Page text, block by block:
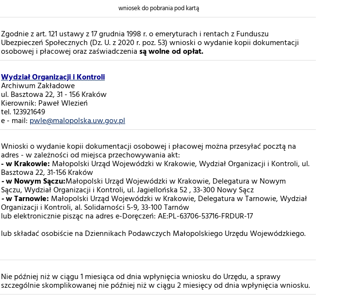
wniosek do pobrania pod kartą
Zgodnie z art. 121 ustawy z 17 grudnia 1998 r. o emeryturach i rentach z Funduszu
Ubezpieczeń Społecznych (Dz. U. z 2020 r. poz. 53) wnioski o wydanie kopii dokumentacji
osobowej i płacowej oraz zaświadczeniasą wolne od opłat.
Wydział Organizacji i Kontroli
Archiwum Zakładowe
ul. Basztowa 22, 31 - 156 Kraków
Kierownik: Paweł Wlezień
tel. 123921649
e - mail: pwle@malopolska.uw.gov.pl
Wnioski o wydanie kopii dokumentacji osobowej i płacowej można przesyłać pocztą na
adres - w zależności od miejsca przechowywania akt:
- w Krakowie: Małopolski Urząd Wojewódzki w Krakowie, Wydział Organizacji i Kontroli, ul.
Basztowa 22, 31-156 Kraków
-w Nowym Sączu:Małopolski Urząd Wojewódzki w Krakowie, Delegatura w Nowym
Sączu, Wydział Organizacji i Kontroli, ul. Jagiellońska 52 , 33-300 Nowy Sącz
-w Tarnowie: Małopolski Urząd Wojewódzki w Krakowie, Delegatura w Tarnowie, Wydział
Organizacji i Kontroli, al. Solidarności 5-9, 33-100 Tarnów
lub elektronicznie pisząc na adres e-Doręczeń: AE:PL-63706-53716-FRDUR-17
lub składać osobiście na Dziennikach Podawczych Małopolskiego Urzędu Wojewódzkiego.
Nie później niż w ciągu 1 miesiąca od dnia wpłynięcia wniosku do Urzędu, a sprawy
szczególnie skomplikowanej nie później niż w ciągu 2 miesięcy od dnia wpłynięcia wniosku.